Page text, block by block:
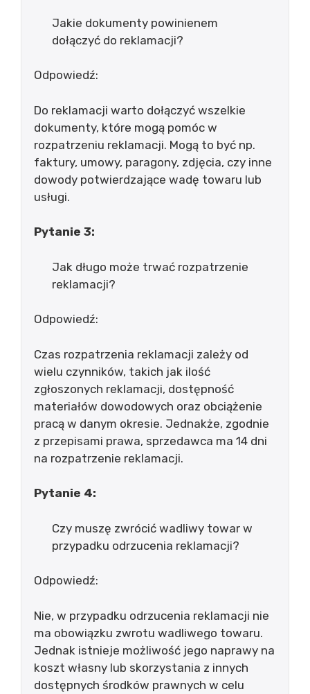
Jakie dokumenty powinienem
dołączyć do reklamacji?
Odpowiedź:
Do reklamacji warto dołączyć wszelkie
dokumenty, które mogą pomóc w
rozpatrzeniu reklamacji. Mogą to być np.
faktury, umowy, paragony, zdjęcia, czy inne
dowody potwierdzające wadę towaru lub
usługi.
Pytanie 3:
Jak długo może trwać rozpatrzenie
reklamacji?
Odpowiedź:
Czas rozpatrzenia reklamacji zależy od
wielu czynników, takich jak ilość
zgłoszonych reklamacji, dostępność
materiałów dowodowych oraz obciążenie
pracą w danym okresie. Jednakże, zgodnie
z przepisami prawa, sprzedawca ma 14 dni
na rozpatrzenie reklamacji.
Pytanie 4:
Czy muszę zwrócić wadliwy towar w
przypadku odrzucenia reklamacji?
Odpowiedź:
Nie, w przypadku odrzucenia reklamacji nie
ma obowiązku zwrotu wadliwego towaru.
Jednak istnieje możliwość jego naprawy na
koszt własny lub skorzystania z innych
dostępnych środków prawnych w celu